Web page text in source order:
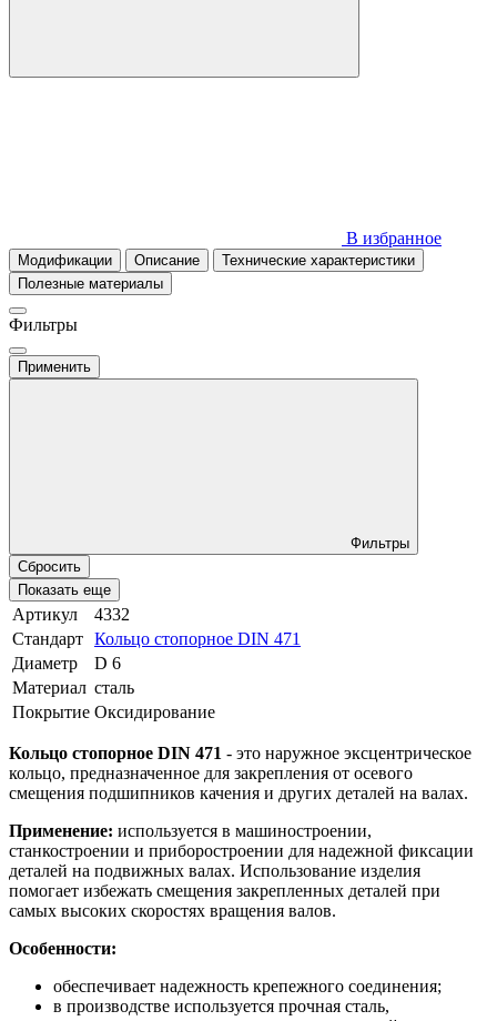
В избранное
Модификации Описание
Технические характеристики
Полезные материалы
Фильтры
Применить
Фильтры
Сбросить
Показать еще
Артикул
4332
Стандарт Кольцо стопорное DIN 471
Диаметр
D 6
Материал сталь
Покрытие Оксидирование
Кольцо стопорное DIN 471 - это наружное эксцентрическое
кольцо, предназначенное для закрепления от осевого
смещения подшипников качения и других деталей на валах.
Применение: используется в машиностроении,
станкостроении и приборостроении для надежной фиксации
деталей на подвижных валах. Использование изделия
помогает избежать смещения закрепленных деталей при
самых высоких скоростях вращения валов.
Особенности:
обеспечивает надежность крепежного соединения;
в производстве используется прочная сталь,